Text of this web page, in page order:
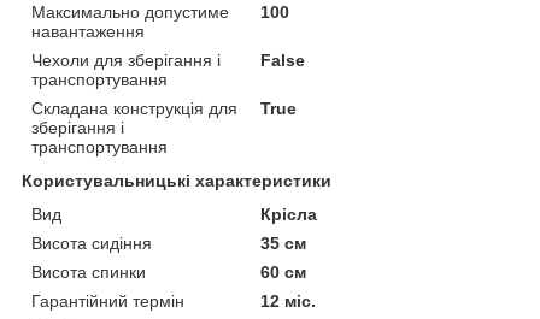
Максимально допустиме
навантаження
100
Чехоли для зберігання і
транспортування
False
Складана конструкція для
зберігання і
транспортування
True
Користувальницькі характеристики
Вид
Крісла
Висота сидіння
35 см
Висота спинки
60 см
Гарантійний термін
12 міс.